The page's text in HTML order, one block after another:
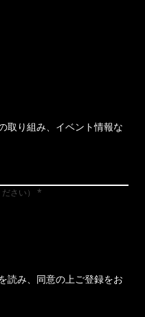
取り組み、イベント情報な
さい）
読み、同意の上ご登録をお